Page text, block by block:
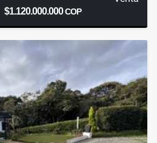
$1.120.000.000COP